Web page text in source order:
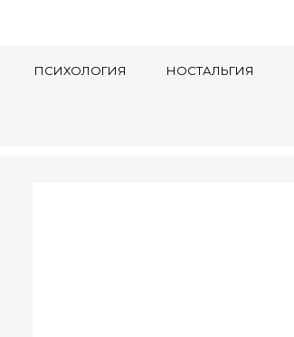
ПСИХОЛОГИЯ НОСТАЛЬГИЯ